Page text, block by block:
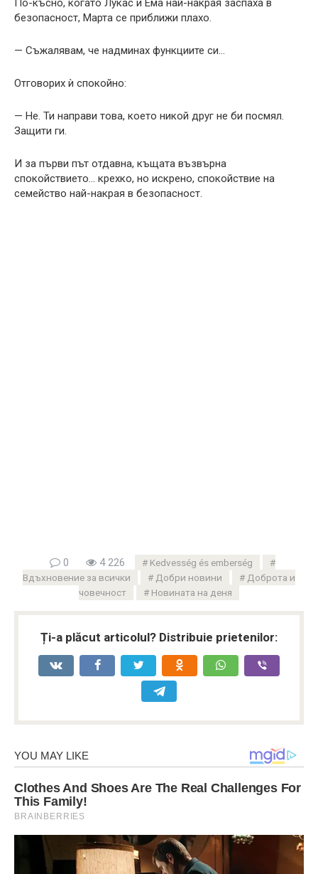
По-късно, когато Лукас и Ема най-накрая заспаха в
безопасност, Марта се приближи плахо.
— Съжалявам, че надминах функциите си…
Отговорих ѝ спокойно:
— Не. Ти направи това, което никой друг не би посмял.
Защити ги.
И за първи път отдавна, къщата възвърна
спокойствието… крехко, но искрено, спокойствие на
семейство най-накрая в безопасност.
0 4 226
Kedvesség és emberség
Вдъхновение за всички
Добри новини
Доброта и
човечност
Новината на деня
Ți-a plăcut articolul? Distribuie prietenilor: